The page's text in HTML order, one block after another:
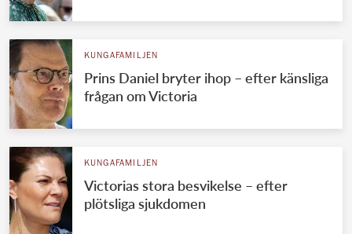
KUNGAFAMILJEN
Prins Daniel bryter ihop – efter känsliga
frågan om Victoria
KUNGAFAMILJEN
Victorias stora besvikelse – efter
plötsliga sjukdomen